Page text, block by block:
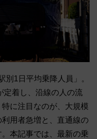
別1日平均乗降人員」。
定着し、沿線の人の流
に注目なのが、大規模
用者急増と、直通線の
本記事では、最新の乗